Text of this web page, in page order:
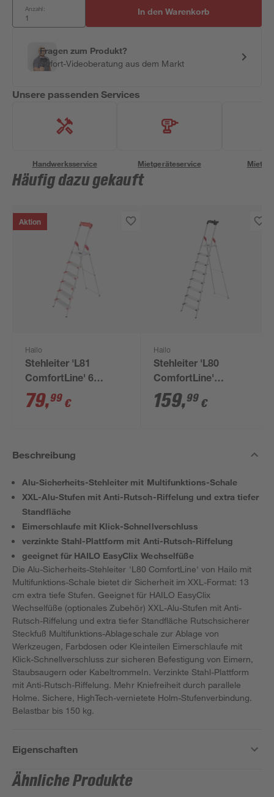
Anzahl: In den Warenkorb
Fragen zum Produkt?
Sofort-Videoberatung aus dem Markt
Unsere passenden Services
Handwerksservice Mietgeräteservice
Häufig dazu gekauft
Aktion
Hailo
Stehleiter 'L81
ComfortLine' 6
Stufen, silbern 128 cm
79,99 €
Hailo
Stehleiter 'L80
ComfortLine'
Aluminium 8 Stufen
159,99 €
Beschreibung
Alu-Sicherheits-Stehleiter mit Multifunktions-Schale
XXL-Alu-Stufen mit Anti-Rutsch-Riffelung und extra tiefer
Standfläche
Eimerschlaufe mit Klick-Schnellverschluss
verzinkte Stahl-Plattform mit Anti-Rutsch-Riffelung
geeignet für HAILO EasyClix Wechselfüße
Die Alu-Sicherheits-Stehleiter 'L80 ComfortLine' von Hailo mit
Multifunktions-Schale bietet dir Sicherheit im XXL-Format: 13
cm extra tiefe Stufen. Geeignet für HAILO EasyClix
Wechselfüße (optionales Zubehör) XXL-Alu-Stufen mit Anti-
Rutsch-Riffelung und extra tiefer Standfläche Rutschsicherer
Steckfuß Multifunktions-Ablageschale zur Ablage von
Werkzeugen, Farbdosen oder Kleinteilen Eimerschlaufe mit
Klick-Schnellverschluss zur sicheren Befestigung von Eimern,
Staubsaugern oder Kabeltrommeln. Verzinkte Stahl-Plattform
mit Anti-Rutsch-Riffelung. Mehr Kniefreiheit durch parallele
Holme. Sichere, HighTech-vernietete Holm-Stufenverbindung.
Belastbar bis 150 kg.
Eigenschaften
Ähnliche Produkte